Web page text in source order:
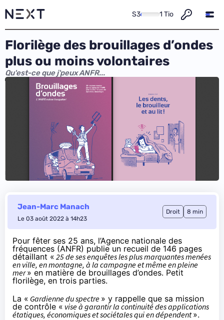
S3 1 Tio
Florilège des brouillages d’ondes
plus ou moins volontaires
Qu'est-ce que j'peux ANFR...
Jean-Marc Manach
Le 03 août 2022 à 14h23
Droit 8 min
Pour fêter ses 25 ans, l’Agence nationale des
fréquences (ANFR) publie un recueil de 146 pages
détaillant « 25 de ses enquêtes les plus marquantes menées
en ville, en montagne, à la campagne et même en pleine
mer» en matière de brouillages d’ondes. Petit
florilège, en trois parties.
La « Gardienne du spectre » y rappelle que sa mission
de contrôle « vise à garantir la continuité des applications
étatiques, économiques et sociétales qui en dépendent».